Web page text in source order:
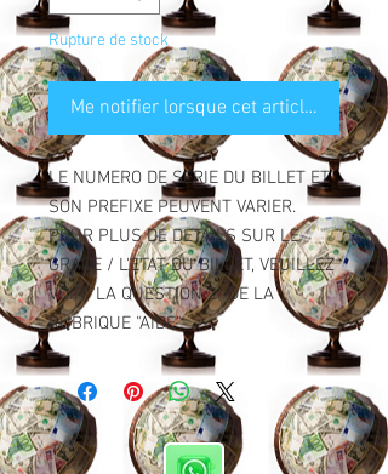
Rupture de stock
Me notifier lorsque cet article est
LE NUMERO DE SERIE DU BILLET ET
SON PREFIXE PEUVENT VARIER.
POUR PLUS DE DETAILS SUR LE
GRADE / L'ETAT DU BILLET, VEUILLEZ
VOIR "LA QUESTION 2" DE LA
RUBRIQUE "AIDE".